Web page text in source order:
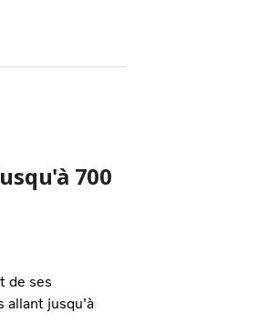
700
de ses
allant jusqu'à